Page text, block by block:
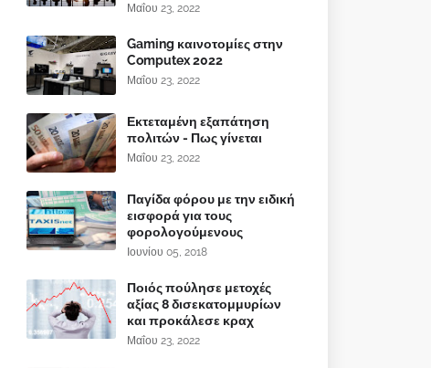
Μαΐου 23, 2022
Gaming καινοτομίες στην
Computex 2022
Μαΐου 23, 2022
Εκτεταμένη εξαπάτηση
πολιτών - Πως γίνεται
Μαΐου 23, 2022
Παγίδα φόρου με την ειδική
εισφορά για τους
φορολογούμενους
Ιουνίου 05, 2018
Ποιός πούλησε μετοχές
αξίας 8 δισεκατομμυρίων
και προκάλεσε κραχ
Μαΐου 23, 2022